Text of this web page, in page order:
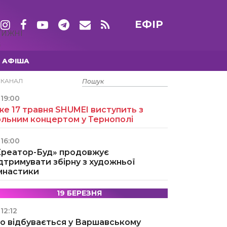
ЕФІР
АФІША
15 ТРАВНЯ
19:00
17 травня SHUMEI виступить з
концертом у Тернополі
16:00
Буд» продовжує
збірну з художньої
19 БЕРЕЗНЯ
12:12
відбувається у Варшавському